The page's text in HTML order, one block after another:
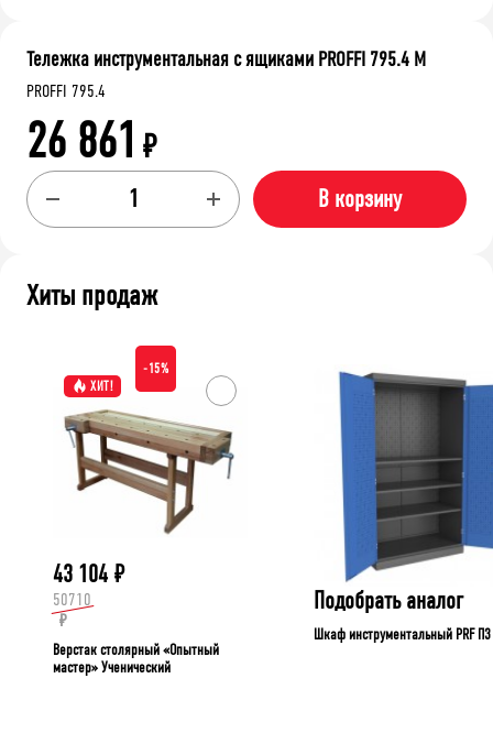
Тележка инструментальная с ящиками PROFFI 795.4 М
PROFFI 795.4
26 861 ₽
В корзину
Хиты продаж
ХИТ!
-15%
43 104 ₽
50710
₽
Верстак столярный «Опытный
мастер» Ученический
Подобрать аналог
Шкаф инструментальный PRF П3